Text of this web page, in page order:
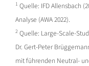
1 Quelle: IFD Allensbach
Analyse (AWA 2022).
2 Quelle: Large-Scale-
Dr. Gert-Peter
mit führenden Neutral-